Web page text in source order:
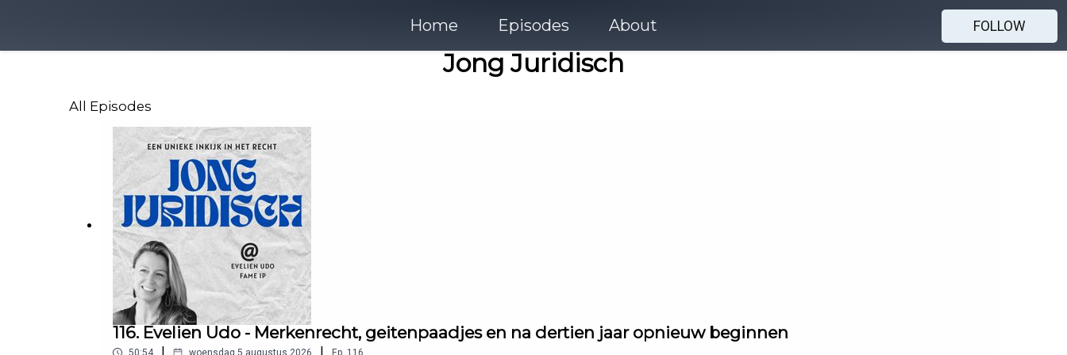
Home Episodes About FOLLOW
Jong Juridisch
All Episodes
116. Evelien Udo - Merkenrecht, geitenpaadjes en na dertien jaar opnieuw beginnen